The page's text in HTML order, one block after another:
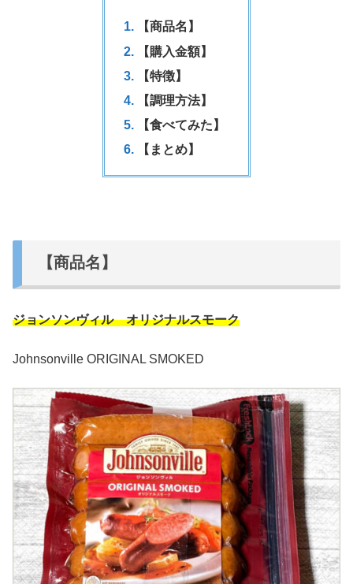
【商品名】
【購入金額】
【特徴】
【調理方法】
【食べてみた】
【まとめ】
【商品名】
ジョンソンヴィル オリジナルスモーク
Johnsonville ORIGINAL SMOKED